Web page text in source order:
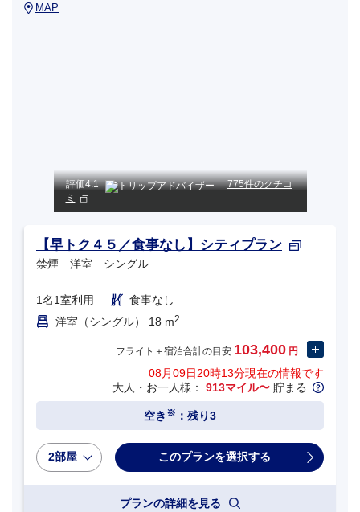
MAP
評価4.1
775件のクチコ
ミ
【早トク４５／食事なし】シティプラン
禁煙 洋室 シングル
1名1室利用
食事なし
洋室（シングル） 18 m2
フライト＋宿泊合計の目安 103,400 円
08月09日20時13分現在の情報です
大人・お一人様： 913マイル〜 貯まる
空き ※ ：残り3
2部屋
プランの詳細を見る